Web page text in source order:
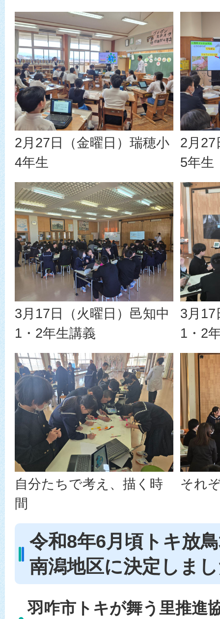
2月27日（金曜日）瑞穂小
4年生
2月27
5年生
3月17日（火曜日）邑知中
1・2年生講義
3月17
1・2
自分たちで考え、描く時
間
それ
令和8年6月頃トキ放
南潟地区に決定しま
羽咋市トキが舞う里推進